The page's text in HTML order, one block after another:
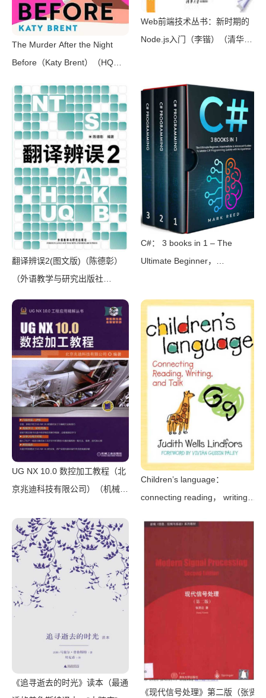
The Murder After the Night
Before（Katy Brent）（HQ
Web前端技术丛书：新时期的
Node.js入门（李锴）（清华大
翻译辨误2(图文版)（陈德彰）
（外语教学与研究出版社
C#： 3 books in 1 – The
Ultimate Beginner，
Programming Quickly with No
Experience（Mark Reed）
（2022）
UG NX 10.0 数控加工教程（北
京兆迪科技有限公司）（机械工
Children’s language：
connecting reading， writing，
《追寻逝去的时光》读本（最通
《现代信号处理》第二版（张贤